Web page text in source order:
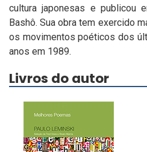
cultura japonesas e publicou
Bashô. Sua obra tem exercido
os movimentos poéticos dos
anos em 1989.
Livros do autor